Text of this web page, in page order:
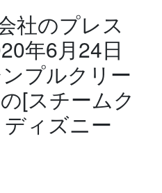
社のプレス
年6月24日
プルクリー
[スチームク
ィズニー